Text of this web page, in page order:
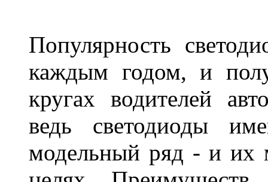
Популярность
каждым годом, и
кругах водителей
ведь светодиоды
модельный ряд - и их